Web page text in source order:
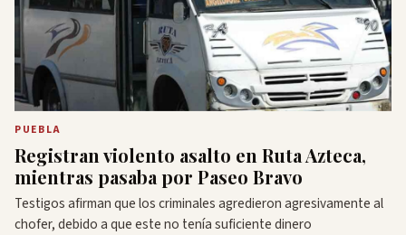
PUEBLA
Registran violento asalto en Ruta Azteca,
mientras pasaba por Paseo Bravo
Testigos afirman que los criminales agredieron agresivamente al
chofer, debido a que este no tenía suficiente dinero